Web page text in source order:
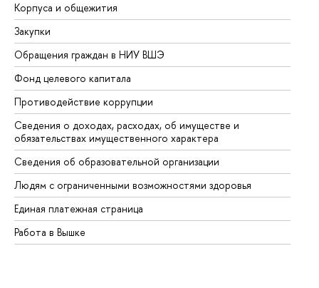
Корпуса и общежития
Закупки
Обращения граждан в НИУ ВШЭ
Фонд целевого капитала
Противодействие коррупции
Сведения о доходах, расходах, об имуществе и
обязательствах имущественного характера
Сведения об образовательной организации
Людям с ограниченными возможностями здоровья
Единая платежная страница
Работа в Вышке